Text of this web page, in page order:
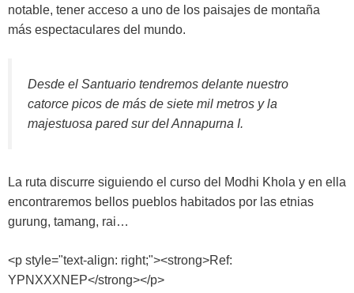
notable, tener acceso a uno de los paisajes de montaña
más espectaculares del mundo.
Desde el Santuario tendremos delante nuestro
catorce picos de más de siete mil metros y la
majestuosa pared sur del Annapurna I.
La ruta discurre siguiendo el curso del Modhi Khola y en ella
encontraremos bellos pueblos habitados por las etnias
gurung, tamang, rai…
<p style="text-align: right;"><strong>Ref:
YPNXXXNEP</strong></p>